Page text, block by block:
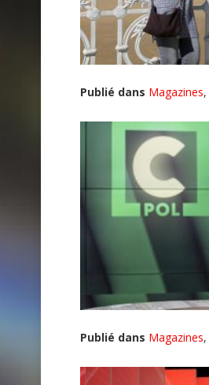
Publié dans Magazines,
Publié dans Magazines,